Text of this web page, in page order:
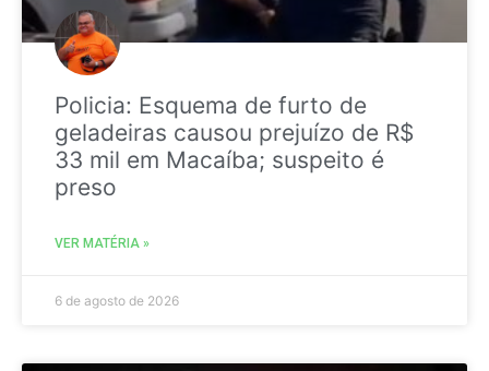
Policia: Esquema de furto de
geladeiras causou prejuízo de R$
33 mil em Macaíba; suspeito é
preso
VER MATÉRIA »
6 de agosto de 2026